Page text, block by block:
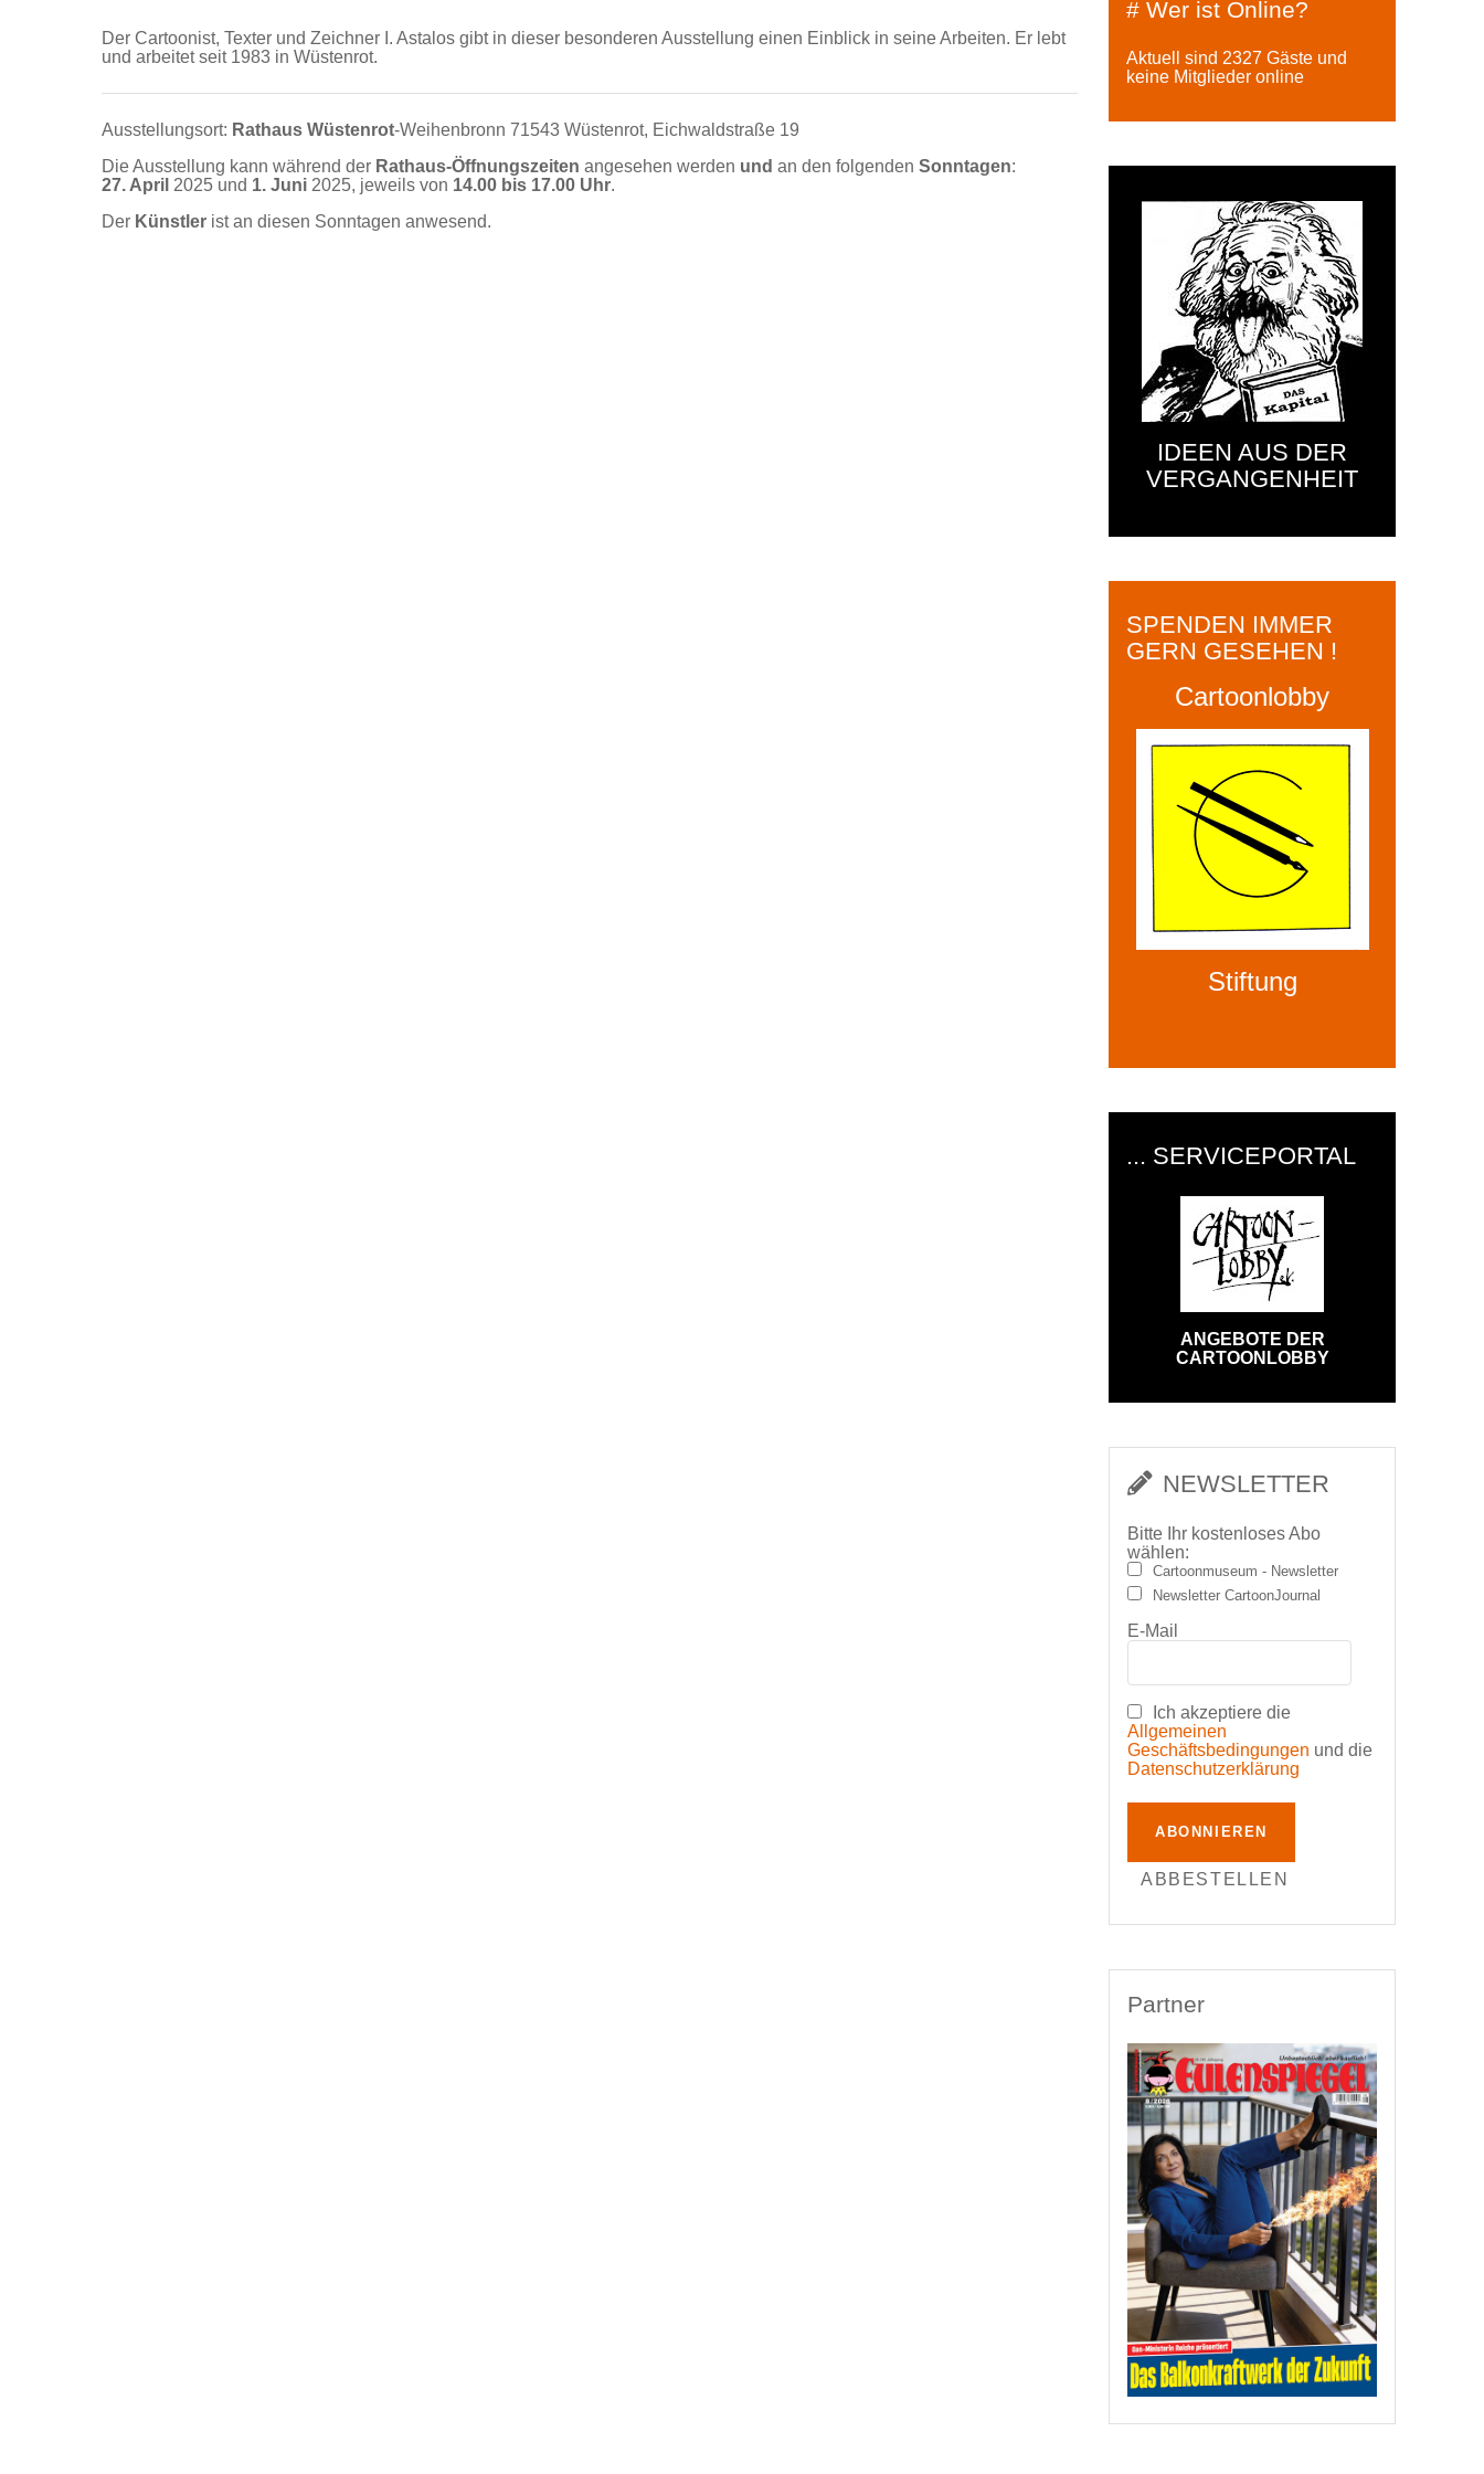
Der Cartoonist, Texter und Zeichner I. Astalos gibt in dieser besonderen Ausstellung einen Einblick in seine Arbeiten. Er lebt
und arbeitet seit 1983 in Wüstenrot.
Ausstellungsort: Rathaus Wüstenrot-Weihenbronn 71543 Wüstenrot, Eichwaldstraße 19
Die Ausstellung kann während der Rathaus-Öffnungszeiten angesehen werden und an den folgenden Sonntagen:
27. April 2025 und 1. Juni 2025, jeweils von 14.00 bis 17.00 Uhr.
Der Künstler ist an diesen Sonntagen anwesend.
# Wer ist Online?
Aktuell sind 2327 Gäste und
keine Mitglieder online
IDEEN AUS DER
VERGANGENHEIT
SPENDEN IMMER
GERN GESEHEN !
Cartoonlobby
Stiftung
... SERVICEPORTAL
ANGEBOTE DER
CARTOONLOBBY
NEWSLETTER
Bitte Ihr kostenloses Abo
wählen:
Cartoonmuseum - Newsletter
Newsletter CartoonJournal
E-Mail
Ich akzeptiere die
Allgemeinen
Geschäftsbedingungen und die
Datenschutzerklärung
ABONNIEREN
ABBESTELLEN
Partner